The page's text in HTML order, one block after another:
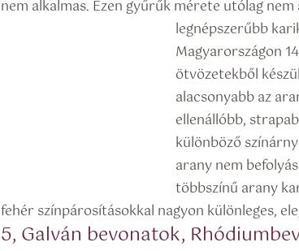
nem alkalmas. Ezen gyűrűk mérete utólag
legnépszerűbb
Magyarországon
ötvözetekből
alacsonyabb az
ellenállóbb,
különböző
arany nem
többszínű arany
fehér színpárosításokkal nagyon különleges,
5, Galván bevonatok,